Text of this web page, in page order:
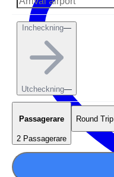
Incheckning—
Utcheckning—
Passagerare
2 Passagerare
Round Trip